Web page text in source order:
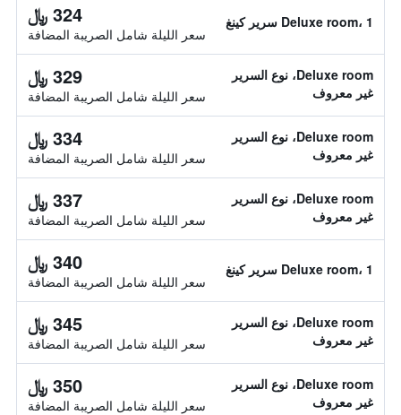
Deluxe room، 1 سرير كينغ 324 ﷼
سعر الليلة شامل الصريبة المضافة
Deluxe room، نوع السرير
غير معروف
329 ﷼
سعر الليلة شامل الصريبة المضافة
Deluxe room، نوع السرير
غير معروف
334 ﷼
سعر الليلة شامل الصريبة المضافة
Deluxe room، نوع السرير
غير معروف
337 ﷼
سعر الليلة شامل الصريبة المضافة
Deluxe room، 1 سرير كينغ 340 ﷼
سعر الليلة شامل الصريبة المضافة
Deluxe room، نوع السرير
غير معروف
345 ﷼
سعر الليلة شامل الصريبة المضافة
Deluxe room، نوع السرير
غير معروف
350 ﷼
سعر الليلة شامل الصريبة المضافة